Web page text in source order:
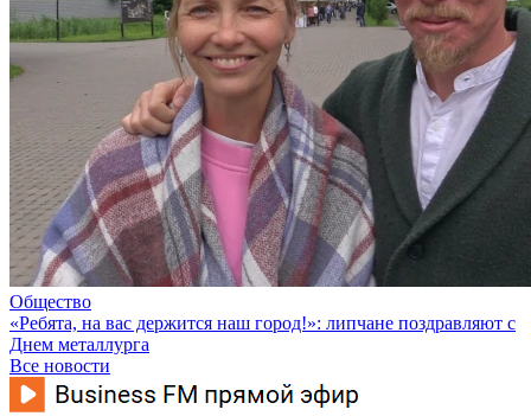
Общество
«Ребята, на вас держится наш город!»: липчане поздравляют с
Днем металлурга
Все новости